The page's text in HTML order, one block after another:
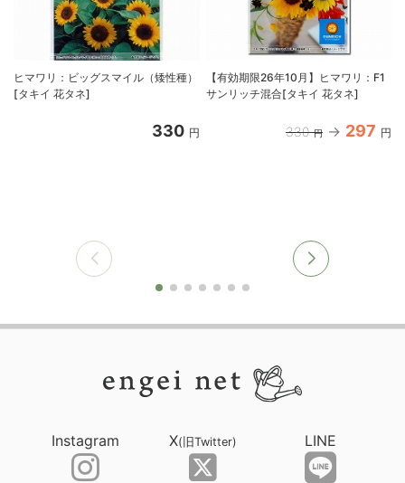
ヒマワリ：ビッグスマイル（矮性種）
[タキイ 花タネ]
330 円
【有効期限26年10月】ヒマワリ：F1
サンリッチ混合[タキイ 花タネ]
330 円 297 円
Instagram X(旧Twitter) LINE